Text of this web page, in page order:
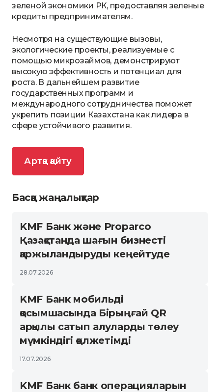
зеленой экономики РК, предоставляя зеленые
кредиты предпринимателям.
Несмотря на существующие вызовы,
экологические проекты, реализуемые с
помощью микрозаймов, демонстрируют
высокую эффективность и потенциал для
роста. В дальнейшем развитие
государственных программ и
международного сотрудничества поможет
укрепить позиции Казахстана как лидера в
сфере устойчивого развития.
Артқа қайту
Басқа жаңалықтар
KMF Банк және Proparco
Қазақстанда шағын бизнесті
қаржыландыруды кеңейтуде
28.07.2026
KMF Банк мобильді
қосымшасында Бірыңғай QR
арқылы сатып алуларды төлеу
мүмкіндігі қолжетімді
17.07.2026
KMF Банк банк операцияларын